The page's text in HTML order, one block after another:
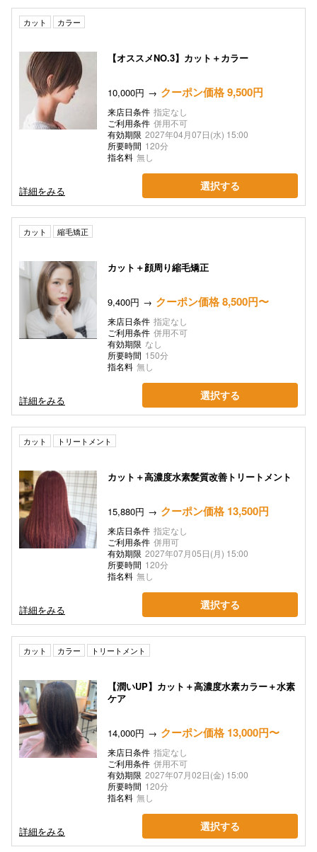
カット カラー
【オススメNO.3】カット＋カラー
10,000円 クーポン価格 9,500円
来店日条件 指定なし
ご利用条件 併用不可
有効期限 2027年04月07日(水) 15:00
所要時間 120分
指名料 無し
詳細をみる 選択する
カット 縮毛矯正
カット＋顔周り縮毛矯正
9,400円 クーポン価格 8,500円〜
来店日条件 指定なし
ご利用条件 併用不可
有効期限 なし
所要時間 150分
指名料 無し
詳細をみる 選択する
カット トリートメント
カット＋高濃度水素髪質改善トリートメント
15,880円 クーポン価格 13,500円
来店日条件 指定なし
ご利用条件 併用可
有効期限 2027年07月05日(月) 15:00
所要時間 120分
指名料 無し
詳細をみる 選択する
カット カラー トリートメント
【潤いUP】カット＋高濃度水素カラー＋水素
ケア
14,000円 クーポン価格 13,000円〜
来店日条件 指定なし
ご利用条件 併用不可
有効期限 2027年07月02日(金) 15:00
所要時間 120分
指名料 無し
詳細をみる 選択する